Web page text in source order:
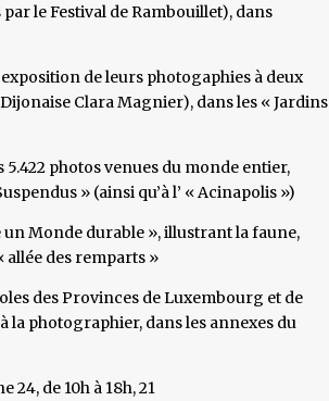
le Festival de Rambouillet), dans
de leurs photogaphies à deux
Clara Magnier), dans les « Jardins
photos venues du monde entier,
» (ainsi qu’à l’ « Acinapolis »)
Monde durable », illustrant la faune,
allée des remparts »
des Provinces de Luxembourg et de
la photographier, dans les annexes du
de 10h à 18h, 21